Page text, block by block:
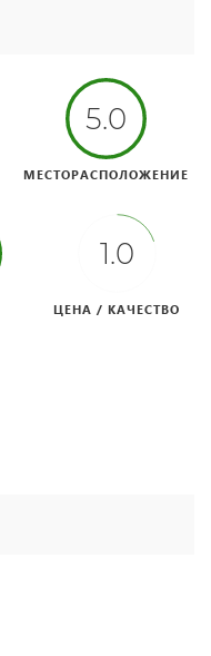
5.0
МЕСТОРАСПОЛОЖЕНИЕ
1.0
ЦЕНА / КАЧЕСТВО